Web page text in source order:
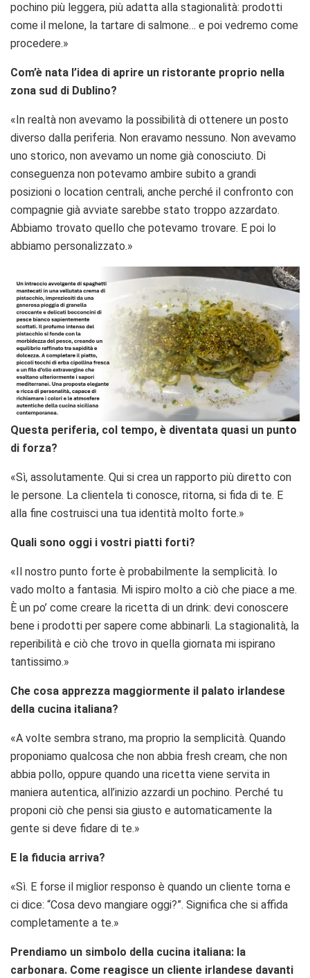
pochino più leggera, più adatta alla stagionalità: prodotti
come il melone, la tartare di salmone… e poi vedremo come
procedere.»
Com’è nata l’idea di aprire un ristorante proprio nella
zona sud di Dublino?
«In realtà non avevamo la possibilità di ottenere un posto
diverso dalla periferia. Non eravamo nessuno. Non avevamo
uno storico, non avevamo un nome già conosciuto. Di
conseguenza non potevamo ambire subito a grandi
posizioni o location centrali, anche perché il confronto con
compagnie già avviate sarebbe stato troppo azzardato.
Abbiamo trovato quello che potevamo trovare. E poi lo
abbiamo personalizzato.»
Questa periferia, col tempo, è diventata quasi un punto
di forza?
«Sì, assolutamente. Qui si crea un rapporto più diretto con
le persone. La clientela ti conosce, ritorna, si fida di te. E
alla fine costruisci una tua identità molto forte.»
Quali sono oggi i vostri piatti forti?
«Il nostro punto forte è probabilmente la semplicità. Io
vado molto a fantasia. Mi ispiro molto a ciò che piace a me.
È un po’ come creare la ricetta di un drink: devi conoscere
bene i prodotti per sapere come abbinarli. La stagionalità, la
reperibilità e ciò che trovo in quella giornata mi ispirano
tantissimo.»
Che cosa apprezza maggiormente il palato irlandese
della cucina italiana?
«A volte sembra strano, ma proprio la semplicità. Quando
proponiamo qualcosa che non abbia fresh cream, che non
abbia pollo, oppure quando una ricetta viene servita in
maniera autentica, all’inizio azzardi un pochino. Perché tu
proponi ciò che pensi sia giusto e automaticamente la
gente si deve fidare di te.»
E la fiducia arriva?
«Sì. E forse il miglior responso è quando un cliente torna e
ci dice: “Cosa devo mangiare oggi?”. Significa che si affida
completamente a te.»
Prendiamo un simbolo della cucina italiana: la
carbonara. Come reagisce un cliente irlandese davanti